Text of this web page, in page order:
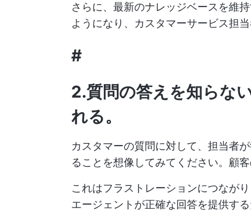
さらに、最新のナレッジベースを維
ようになり、カスタマーサービス担
#
2.質問の答えを知らな
れる。
カスタマーの質問に対して、担当者
ることを想像してみてください。顧
これはフラストレーションにつなが
エージェントが正確な回答を提供す